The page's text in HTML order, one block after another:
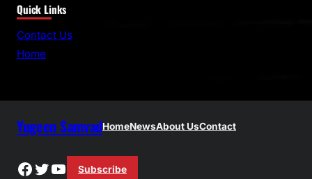
a
r
Quick Links
Contact Us
Home
Yugeen SamvadHomeNewsAbout UsContact
Facebook
Twitter
YouTube
Subscribe